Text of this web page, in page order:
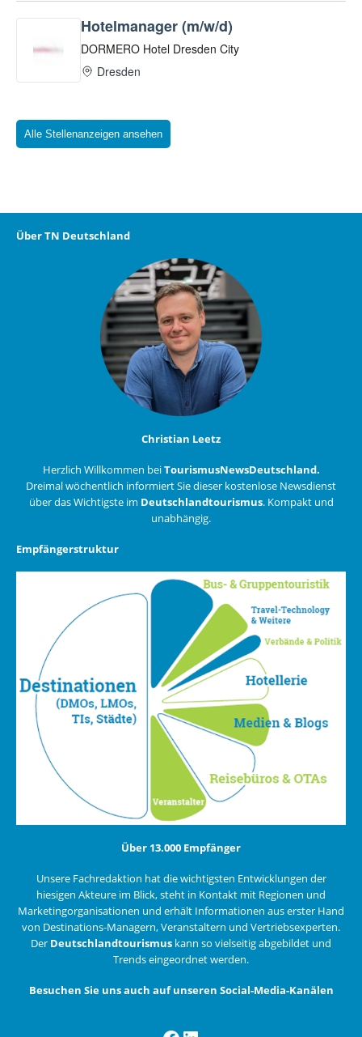
Alle Stellenanzeigen ansehen
Über TN Deutschland
Christian Leetz
Herzlich Willkommen beiTourismusNewsDeutschland.
Dreimal wöchentlich informiert Sie dieser kostenlose Newsdienst
über das Wichtigste im Deutschlandtourismus. Kompakt und
unabhängig.
Empfängerstruktur
Über 13.000 Empfänger
Unsere Fachredaktion hat die wichtigsten Entwicklungen der
hiesigen Akteure im Blick, steht in Kontakt mit Regionen und
Marketingorganisationen und erhält Informationen aus erster Hand
von Destinations-Managern, Veranstaltern und Vertriebsexperten.
Der Deutschlandtourismus kann so vielseitig abgebildet und
Trends eingeordnet werden.
Besuchen Sie uns auch auf unseren Social-Media-Kanälen